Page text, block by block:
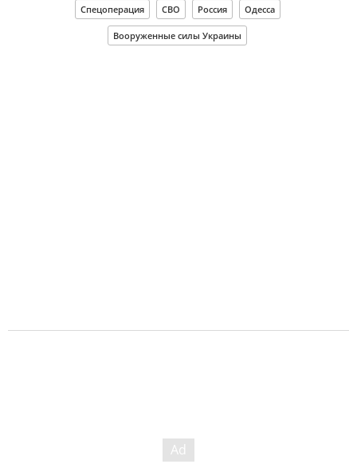
Спецоперация СВО Россия Одесса
Вооруженные силы Украины